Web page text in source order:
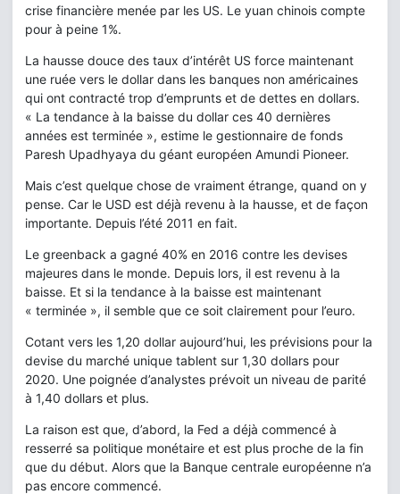
crise financière menée par les US. Le yuan chinois compte
pour à peine 1%.
La hausse douce des taux d’intérêt US force maintenant
une ruée vers le dollar dans les banques non américaines
qui ont contracté trop d’emprunts et de dettes en dollars.
« La tendance à la baisse du dollar ces 40 dernières
années est terminée », estime le gestionnaire de fonds
Paresh Upadhyaya du géant européen Amundi Pioneer.
Mais c’est quelque chose de vraiment étrange, quand on y
pense. Car le USD est déjà revenu à la hausse, et de façon
importante. Depuis l’été 2011 en fait.
Le greenback a gagné 40% en 2016 contre les devises
majeures dans le monde. Depuis lors, il est revenu à la
baisse. Et si la tendance à la baisse est maintenant
« terminée », il semble que ce soit clairement pour l’euro.
Cotant vers les 1,20 dollar aujourd’hui, les prévisions pour la
devise du marché unique tablent sur 1,30 dollars pour
2020. Une poignée d’analystes prévoit un niveau de parité
à 1,40 dollars et plus.
La raison est que, d’abord, la Fed a déjà commencé à
resserré sa politique monétaire et est plus proche de la fin
que du début. Alors que la Banque centrale européenne n’a
pas encore commencé.